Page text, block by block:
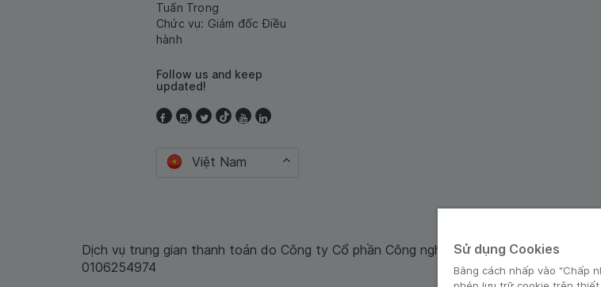
Tuấn Trọng
Chức vụ: Giám đốc Điều
hành
Follow us and keep
updated!
Việt Nam
Dịch vụ trung gian thanh toán do Công ty Cổ phần Công nghệ và Dịch Vụ Moca cung
0106254974
Sử dụng Cookies
Bằng cách nhấp vào “Chấp